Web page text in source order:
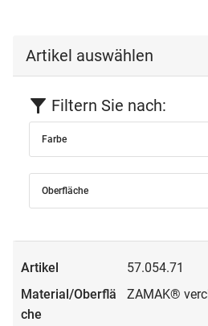
Artikel auswählen
Filtern Sie nach:
Farbe
Oberfläche
57.054.71
ZAMAK®